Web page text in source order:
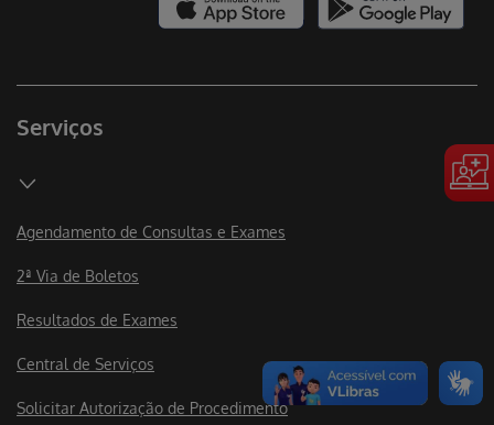
Serviços
Agendamento de Consultas e Exames
2ª Via de Boletos
Resultados de Exames
Central de Serviços
Solicitar Autorização de Procedimento